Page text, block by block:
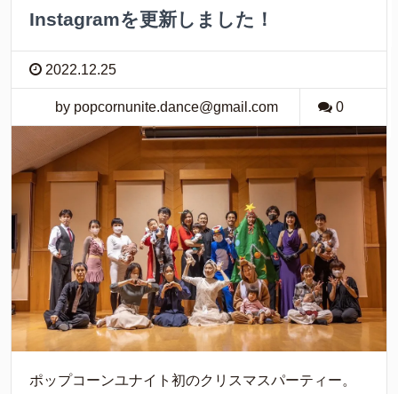
Instagramを更新しました！
2022.12.25
by popcornunite.dance@gmail.com 0
ポップコーンユナイト初のクリスマスパーティー。